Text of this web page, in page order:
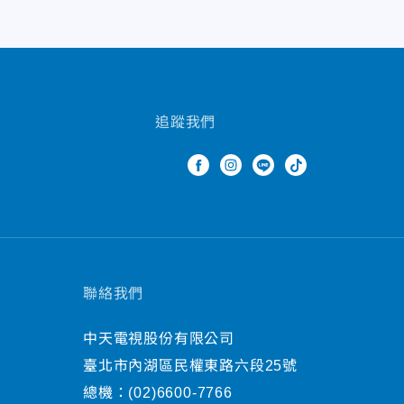
追蹤我們
聯絡我們
中天電視股份有限公司
臺北市內湖區民權東路六段25號
總機： (02)6600-7766